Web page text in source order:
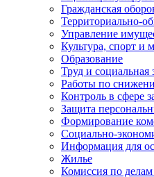
Гражданская
Территориально-
Управление
Культура, спорт и
Образование
Труд и социальная
Работы по
Контроль в сфере
Защита
Формирование
Социально-
Информация для
Жилье
Комиссия по